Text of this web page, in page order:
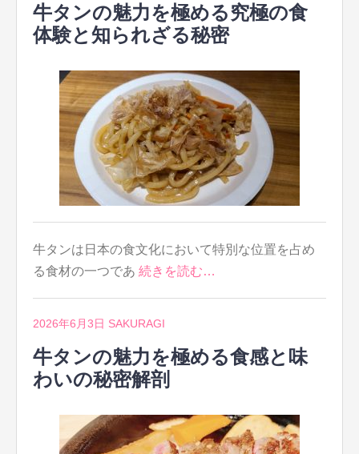
牛タンの魅力を極める究極の食
体験と知られざる秘密
牛タンは日本の食文化において特別な位置を占め
る食材の一つであ 続きを読む…
2026年6月3日 SAKURAGI
牛タンの魅力を極める食感と味
わいの秘密解剖